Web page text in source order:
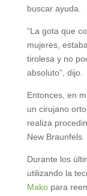
buscar ayuda.
“La gota que
mujeres,
tirolesa y no
absoluto”, dijo.
Entonces, en
un cirujano
realiza
New Braunfels.
Durante los
utilizando la
Makopara